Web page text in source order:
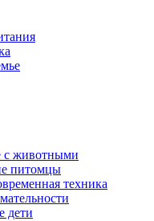
с животными
питомцы
техника
дети